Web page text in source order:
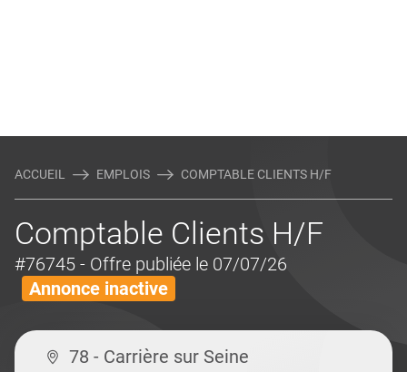
ACCUEIL EMPLOIS COMPTABLE CLIENTS H/F
Comptable Clients H/F
#76745 - Offre publiée le 07/07/26
Annonce inactive
78 - Carrière sur Seine